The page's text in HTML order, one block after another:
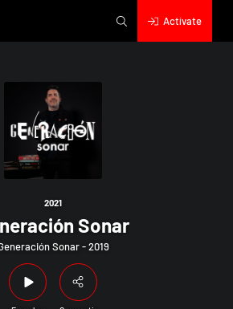
Actívate
2021
Sonar
Sonar - 2019
Sonar